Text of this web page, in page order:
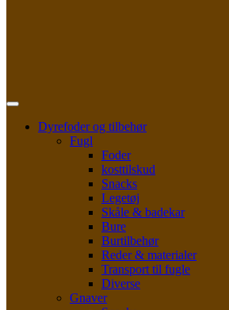
Dyrefoder og tilbehør
Fugl
Foder
kosttilskud
Snacks
Legetøj
Skåle & badekar
Bure
Burtilbehør
Reder & materialer
Transport til fugle
Diverse
Gnaver